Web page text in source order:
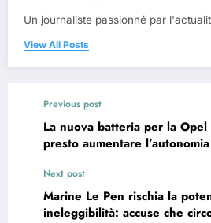
Un journaliste passionné par
View All Posts
Previous post
La nuova batteria per la
presto aumentare
Next post
Marine Le Pen rischia la
ineleggibilità: accuse che